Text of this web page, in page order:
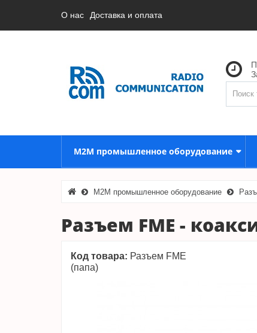
О нас Доставка и оплата
M2M промышленное оборудование
M2M промышленное оборудование
Разъем FME -
Код товара: Разъем FME
(папа)